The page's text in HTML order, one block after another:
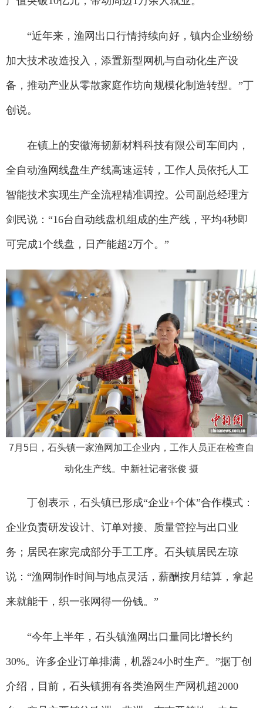
“近年来，渔网出口行情持续向好，镇内企业纷纷
加大技术改造投入，添置新型网机与自动化生产设
备，推动产业从零散家庭作坊向规模化制造转型。”丁
创说。
在镇上的安徽海韧新材料科技有限公司车间内，
全自动渔网线盘生产线高速运转，工作人员依托人工
智能技术实现生产全流程精准调控。公司副总经理方
剑民说：“16台自动线盘机组成的生产线，平均4秒即
可完成1个线盘，日产能超2万个。”
7月5日，石头镇一家渔网加工企业内，工作人员正在检查自
动化生产线。中新社记者张俊 摄
丁创表示，石头镇已形成“企业+个体”合作模式：
企业负责研发设计、订单对接、质量管控与出口业
务；居民在家完成部分手工工序。石头镇居民左琼
说：“渔网制作时间与地点灵活，薪酬按月结算，拿起
来就能干，织一张网得一份钱。”
“今年上半年，石头镇渔网出口量同比增长约
30%。许多企业订单排满，机器24小时生产。”据丁创
介绍，目前，石头镇拥有各类渔网生产网机超2000